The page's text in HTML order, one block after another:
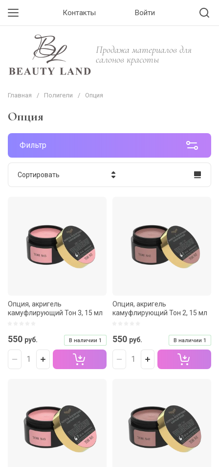
Контакты Войти
Продажа материалов для
салонов красоты
Главная / Полигели / Опция
Опция
Фильтр
Сортировать
Название - Я-А
Название - А-Я
Опция, акригель
камуфлирующий Тон 3, 15 мл
В наличии 1
550 руб.
Опция, акригель
камуфлирующий Тон 2, 15 мл
В наличии 1
550 руб.